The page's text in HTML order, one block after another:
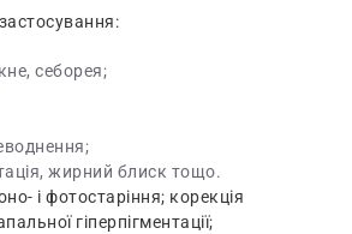
себорея;
жирний блиск тощо.
і фотостаріння; корекція
гіперпігментації;